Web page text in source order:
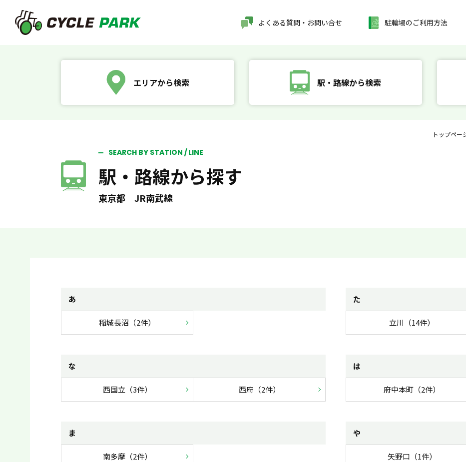
よくある質問・お問い合せ 駐輪場のご利用方法
エリアから検索 駅・路線から検索
トップペー
SEARCH BY STATION / LINE
駅・路線から探す
東京都 JR南武線
あ
稲城長沼（2件）
た
立川（14件）
な
西国立（3件） 西府（2件）
は
府中本町（2件）
ま
南多摩（2件）
や
矢野口（1件）